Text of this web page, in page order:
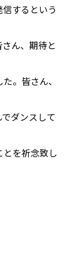
するという
ん、期待と
。皆さん、
ダンスして
を祈念致し